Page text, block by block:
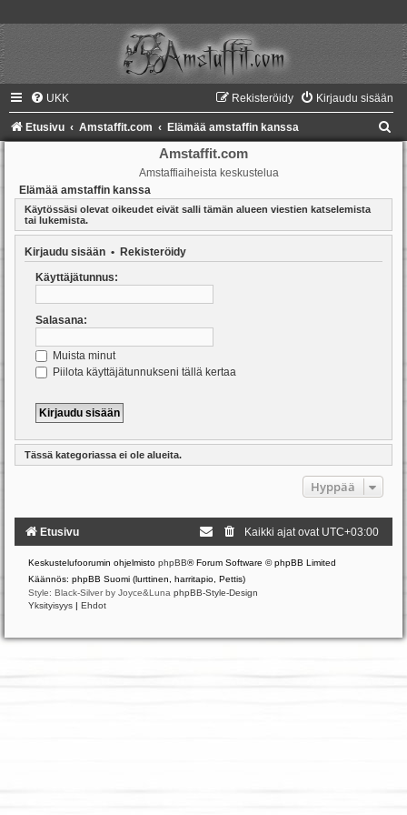
UKK Kirjaudu sisään
Rekisteröidy
Etusivu Amstaffit.com Elämää amstaffin kanssa
Amstaffit.com
Amstaffiaiheista keskustelua
Elämää amstaffin kanssa
Käytössäsi olevat oikeudet eivät salli tämän alueen viestien katselemista
tai lukemista.
Kirjaudu sisään • Rekisteröidy
Käyttäjätunnus:
Salasana:
Muista minut
Piilota käyttäjätunnukseni tällä kertaa
Tässä kategoriassa ei ole alueita.
Hyppää
Etusivu Kaikki ajat ovat UTC+03:00
Keskustelufoorumin ohjelmisto phpBB® Forum Software © phpBB Limited
Käännös: phpBB Suomi (lurttinen, harritapio, Pettis)
Style: Black-Silver by Joyce&Luna phpBB-Style-Design
Yksityisyys | Ehdot